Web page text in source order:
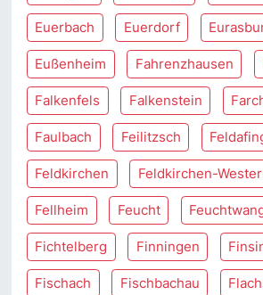
Euerbach Euerdorf
Eußenheim Fahrenzhausen
Falkenfels Falkenstein
Faulbach Feilitzsch
Feldkirchen Feldkirchen-
Fellheim Feucht
Fichtelberg Finningen
Fischach Fischbachau